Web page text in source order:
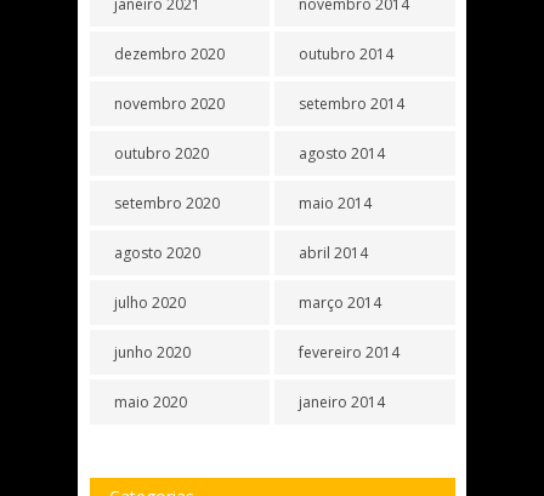
janeiro 2021
dezembro 2020
novembro 2020
outubro 2020
setembro 2020
agosto 2020
julho 2020
junho 2020
maio 2020
novembro 2014
outubro 2014
setembro 2014
agosto 2014
maio 2014
abril 2014
março 2014
fevereiro 2014
janeiro 2014